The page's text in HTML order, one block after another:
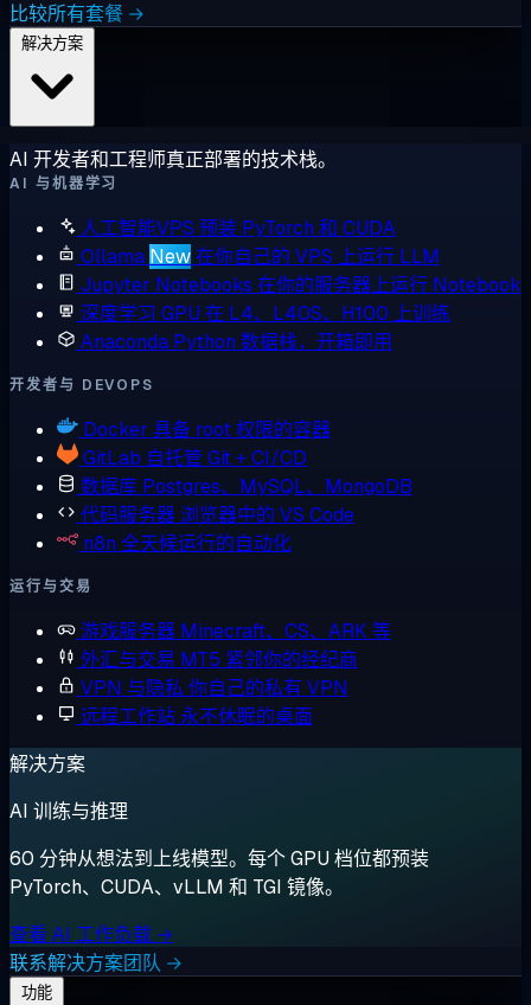
比较所有套餐 →
AI 开发者和工程师真正部署的技术栈。
AI 与机器学习
人工智能VPS 预装 PyTorch 和 CUDA
Ollama New在你自己的 VPS 上运行 LLM
Jupyter Notebooks 在你的服务器上运行 Notebook
深度学习 GPU 在 L4、L40S、H100 上训练
Anaconda Python 数据栈，开箱即用
开发者与 DEVOPS
Docker 具备 root 权限的容器
GitLab 自托管 Git + CI/CD
数据库 Postgres、MySQL、MongoDB
代码服务器 浏览器中的 VS Code
n8n 全天候运行的自动化
运行与交易
游戏服务器 Minecraft、CS、ARK 等
外汇与交易 MT5 紧邻你的经纪商
VPN 与隐私 你自己的私有 VPN
远程工作站 永不休眠的桌面
解决方案
AI 训练与推理
60 分钟从想法到上线模型。每个 GPU 档位都预装
PyTorch、CUDA、vLLM 和 TGI 镜像。
查看 AI 工作负载 →
联系解决方案团队 →